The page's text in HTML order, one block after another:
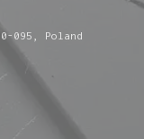
095, Poland